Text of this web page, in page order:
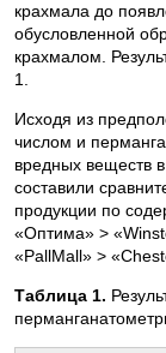
крахмала до
обусловленной
крахмалом.
1.
Исходя из
числом и
вредных веществ
составили
продукции по
«Оптима» >
«PallMall» >
Таблица 1.